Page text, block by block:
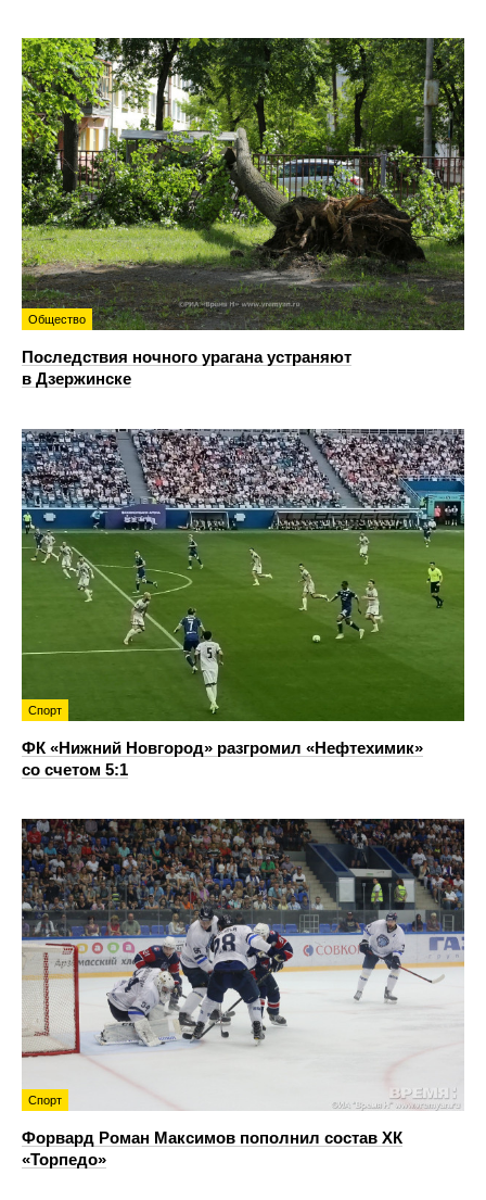
Общество
Последствия ночного урагана устраняют
в Дзержинске
Спорт
ФК «Нижний Новгород» разгромил «Нефтехимик»
со счетом 5:1
Спорт
Форвард Роман Максимов пополнил состав ХК
«Торпедо»